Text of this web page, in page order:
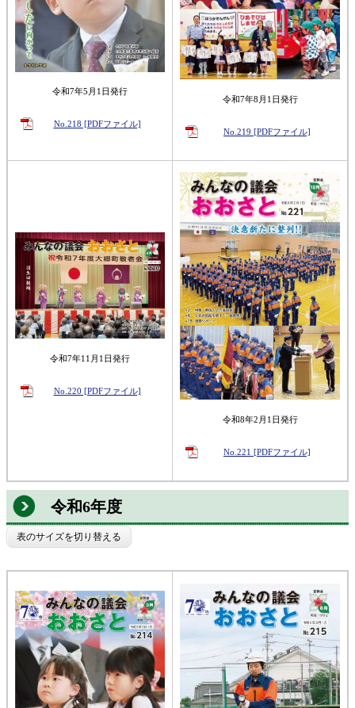
令和7年5月1日発行
No.218 [PDFファイル]
令和7年8月1日発行
No.219 [PDFファイル]
令和7年11月1日発行
No.220 [PDFファイル]
令和8年2月1日発行
No.221 [PDFファイル]
令和6年度
表のサイズを切り替える